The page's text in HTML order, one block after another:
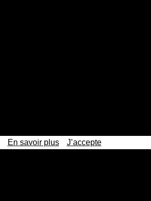
En savoir plus J’accepte